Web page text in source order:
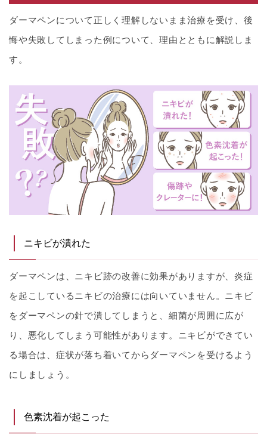
ダーマペンについて正しく理解しないまま治療を受け、後
悔や失敗してしまった例について、理由とともに解説しま
す。
ニキビが潰れた
ダーマペンは、ニキビ跡の改善に効果がありますが、炎症
を起こしているニキビの治療には向いていません。ニキビ
をダーマペンの針で潰してしまうと、細菌が周囲に広が
り、悪化してしまう可能性があります。ニキビができてい
る場合は、症状が落ち着いてからダーマペンを受けるよう
にしましょう。
色素沈着が起こった